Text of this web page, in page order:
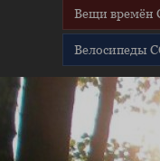
Вещи времён
Велосипеды